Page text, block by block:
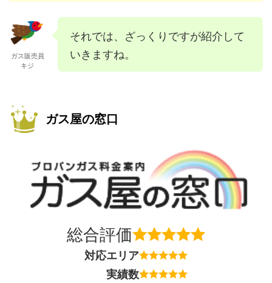
ガス販売員
キジ
それでは、ざっくりですが紹介して
いきますね。
ガス屋の窓口
総合評価
対応エリア
実績数